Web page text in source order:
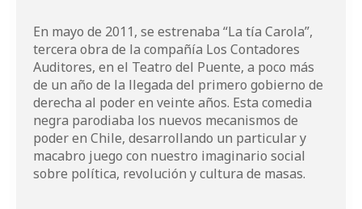
En mayo de 2011, se estrenaba “La tía Carola”,
tercera obra de la compañía Los Contadores
Auditores, en el Teatro del Puente, a poco más
de un año de la llegada del primero gobierno de
derecha al poder en veinte años. Esta comedia
negra parodiaba los nuevos mecanismos de
poder en Chile, desarrollando un particular y
macabro juego con nuestro imaginario social
sobre política, revolución y cultura de masas.